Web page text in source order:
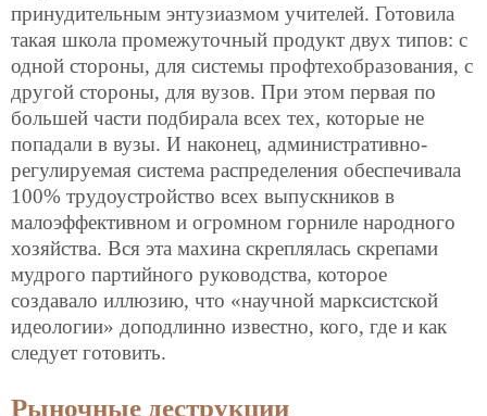
принудительным энтузиазмом учителей. Готовила
такая школа промежуточный продукт двух типов: с
одной стороны, для системы профтехобразования, с
другой стороны, для вузов. При этом первая по
большей части подбирала всех тех, которые не
попадали в вузы. И наконец, административно-
регулируемая система распределения обеспечивала
100% трудоустройство всех выпускников в
малоэффективном и огромном горниле народного
хозяйства. Вся эта махина скреплялась скрепами
мудрого партийного руководства, которое
создавало иллюзию, что «научной марксистской
идеологии» доподлинно известно, кого, где и как
следует готовить.
Рыночные деструкции